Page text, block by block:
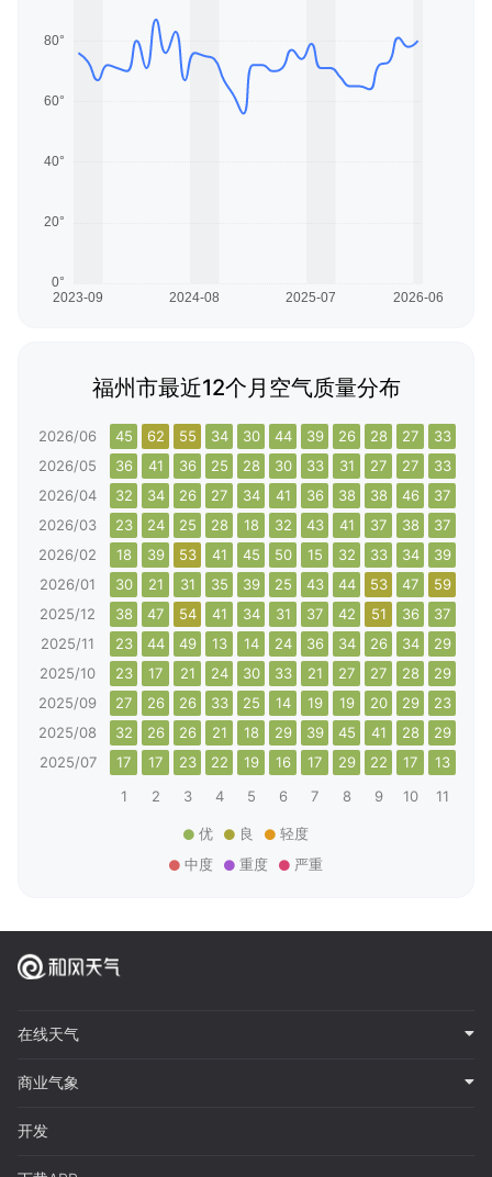
福州市最近12个月空气质量分布
2026/06 45 62 55 34 30 44 39 26 28 27 33
2026/05
36 41 36 25 28 30 33 31 27 27 33
2026/04
32 34 26 27 34 41 36 38 38 46 37
2026/03
23 24 25 28 18 32 43 41 37 38 37
2026/02
18 39 53 41 45 50 15 32 33 34 39
2026/01
30 21 31 35 39 25 43 44 53 47 59
2025/12
38 47 54 41 34 31 37 42 51 36 37
2025/11
23 44 49 13 14 24 36 34 26 34 29
2025/10
23 17 21 24 30 33 21 27 27 28 29
2025/09
27 26 26 33 25 14 19 19 20 29 23
2025/08
32 26 26 21 18 29 39 45 41 28 29
2025/07
17 17 23 22 19 16 17 29 22 17 13
1
2 3 4 5 6 7 8 9 10 11
优 良
轻度
中度
重度 严重
在线天气
商业气象
开发